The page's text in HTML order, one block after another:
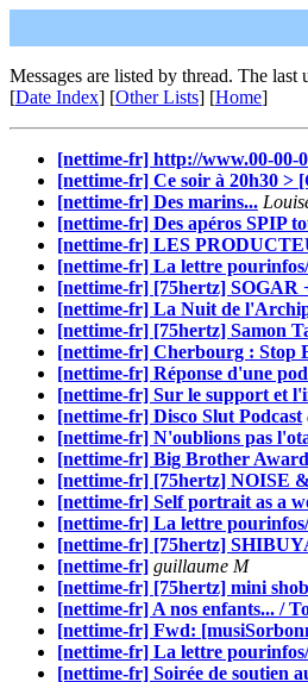
Messages are listed by thread. The
[Date Index] [Other Lists] [Home]
[nettime-fr] http://www.00-00-
[nettime-fr] Ce soir à 20h30 >
[nettime-fr] Des marins...
[nettime-fr] Des apéros SPIP
[nettime-fr] LES
[nettime-fr] La lettre
[nettime-fr] [75hertz]
[nettime-fr] La Nuit de
[nettime-fr] [75hertz] Samon
[nettime-fr] Cherbourg : Stop
[nettime-fr] Réponse d'une
[nettime-fr] Sur le support et
[nettime-fr] Disco Slut Podcast
[nettime-fr] N'oublions pas
[nettime-fr] Big Brother
[nettime-fr] [75hertz] NOISE
[nettime-fr] Self portrait as a
[nettime-fr] La lettre
[nettime-fr] [75hertz]
[nettime-fr] guillaume M
[nettime-fr] [75hertz] mini
[nettime-fr] A nos enfants... /
[nettime-fr] Fwd:
[nettime-fr] La lettre
[nettime-fr] Soirée de soutien